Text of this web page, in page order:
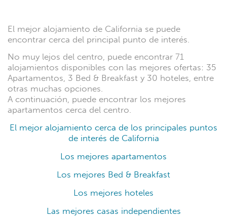
El mejor alojamiento de California se puede
encontrar cerca del principal punto de interés.
No muy lejos del centro, puede encontrar 71
alojamientos disponibles con las mejores ofertas: 35
Apartamentos, 3 Bed & Breakfast y 30 hoteles, entre
otras muchas opciones.
A continuación, puede encontrar los mejores
apartamentos cerca del centro.
El mejor alojamiento cerca de los principales puntos
de interés de California
Los mejores apartamentos
Los mejores Bed & Breakfast
Los mejores hoteles
Las mejores casas independientes